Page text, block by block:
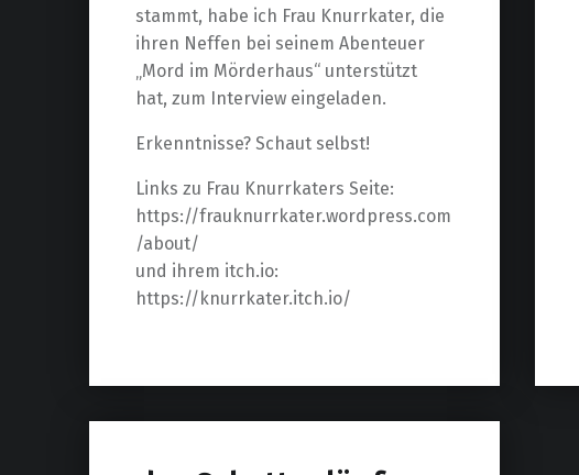
stammt, habe ich Frau Knurrkater, die
ihren Neffen bei seinem Abenteuer
„Mord im Mörderhaus“ unterstützt
hat, zum Interview eingeladen.
Erkenntnisse? Schaut selbst!
Links zu Frau Knurrkaters Seite:
https://frauknurrkater.wordpress.com
/about/
und ihrem itch.io:
https://knurrkater.itch.io/